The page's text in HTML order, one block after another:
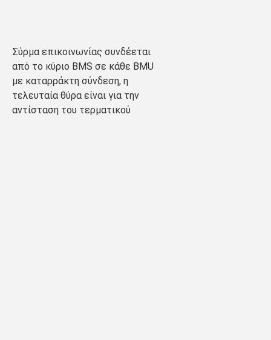
Σύρμα επικοινωνίας συνδέεται
από το κύριο BMS σε κάθε BMU
με καταρράκτη σύνδεση, η
τελευταία θύρα είναι για την
αντίσταση του τερματικού